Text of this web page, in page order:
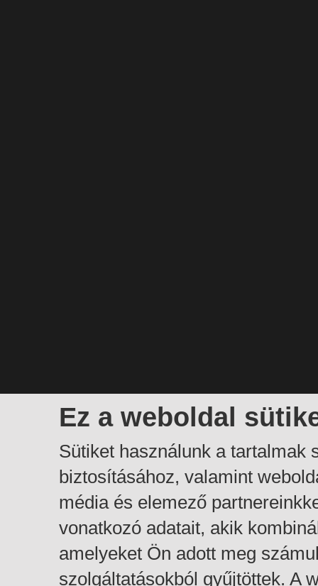
Ez a weboldal
Sütiket használunk a tartalmak
biztosításához, valamint
média és elemező
vonatkozó adatait, akik
amelyeket Ön adott meg
szolgáltatásokból gyűjtöttek. A